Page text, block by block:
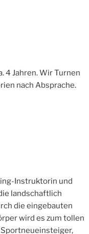
4 Jahren. Wir Turnen
nach Absprache.
Instruktorin und
landschaftlich
die eingebauten
wird es zum tollen